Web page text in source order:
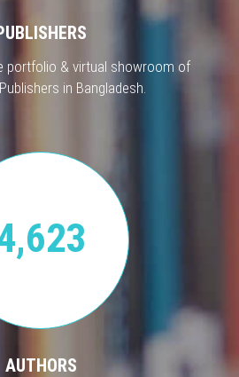
portfolio & virtual showroom of
in Bangladesh.
AUTHORS